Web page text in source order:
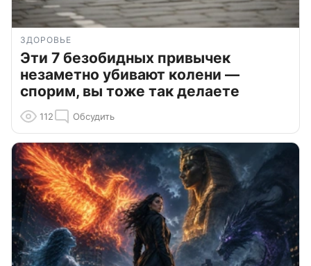
ЗДОРОВЬЕ
Эти 7 безобидных привычек
незаметно убивают колени —
спорим, вы тоже так делаете
112 Обсудить